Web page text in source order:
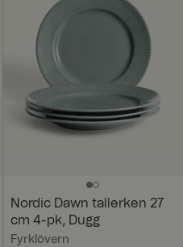
Nordic Dawn tallerken 27
cm 4-pk, Dugg
Fyrklövern